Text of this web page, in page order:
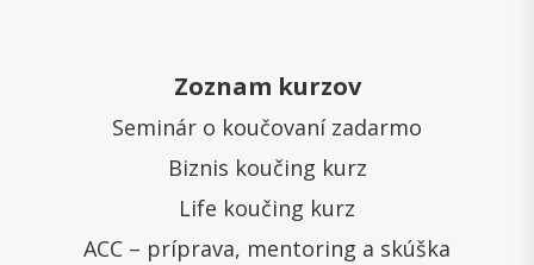
Zoznam kurzov
Seminár o koučovaní zadarmo
Biznis koučing kurz
Life koučing kurz
ACC – príprava, mentoring a skúška